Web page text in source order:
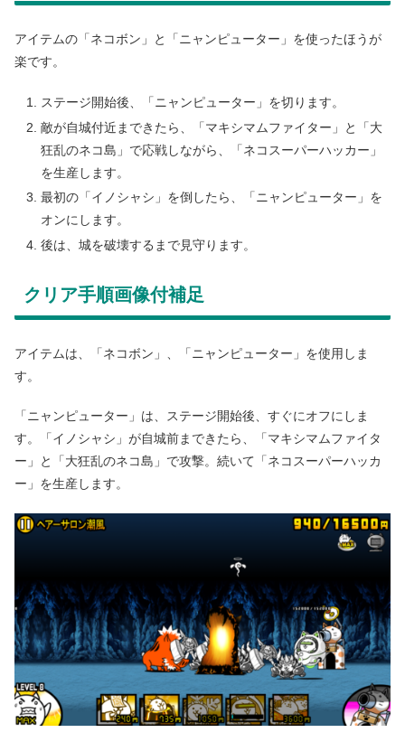
アイテムの「ネコボン」と「ニャンピューター」を使ったほうが
楽です。
ステージ開始後、「ニャンピューター」を切ります。
敵が自城付近まできたら、「マキシマムファイター」と「大
狂乱のネコ島」で応戦しながら、「ネコスーパーハッカー」
を生産します。
最初の「イノシャシ」を倒したら、「ニャンピューター」を
オンにします。
後は、城を破壊するまで見守ります。
クリア手順画像付補足
アイテムは、「ネコボン」、「ニャンピューター」を使用しま
す。
「ニャンピューター」は、ステージ開始後、すぐにオフにしま
す。「イノシャシ」が自城前まできたら、「マキシマムファイタ
ー」と「大狂乱のネコ島」で攻撃。続いて「ネコスーパーハッカ
ー」を生産します。